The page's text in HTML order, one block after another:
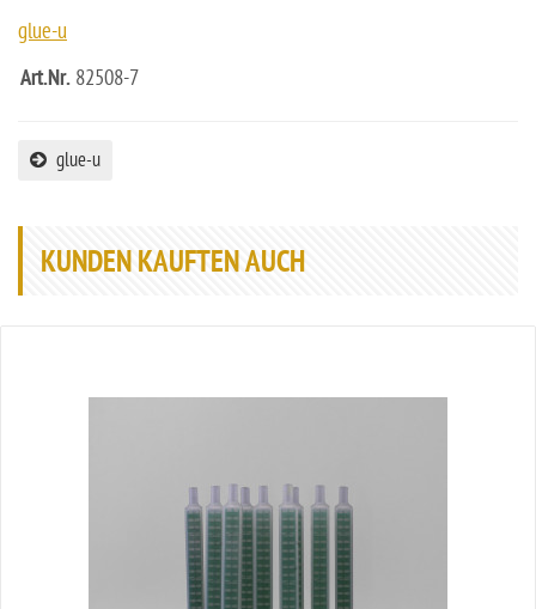
glue-u
Art.Nr. 82508-7
glue-u
KUNDEN KAUFTEN AUCH